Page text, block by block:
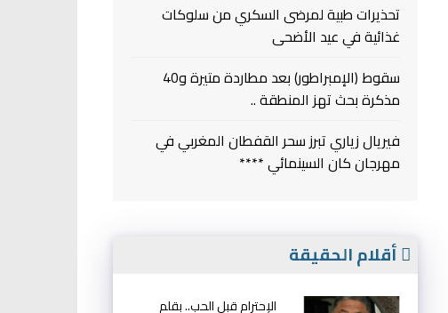
تحذيرات طبية لمرضى السكري من سلوكات
غذائية في عيد الأضحى
سقوط (الإمبراطور) بعد مطاردة متيرة و40
مذكرة بحث تهز المنطقة ..
فيريال زياري تبرز سحر القفطان المغربي في
مهرجان كان السينمائي ****
أقلام الحقيقة
الإحترام قبل الحب.. بقلم